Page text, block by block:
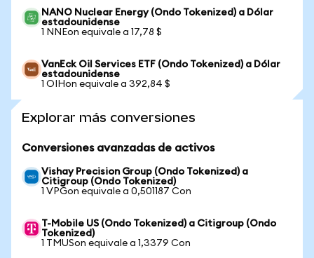
NANO Nuclear Energy (Ondo Tokenized) a Dólar
estadounidense
1 NNEon equivale a 17,78 $
VanEck Oil Services ETF (Ondo Tokenized) a Dólar
estadounidense
1 OIHon equivale a 392,84 $
Explorar más conversiones
Conversiones avanzadas de activos
Vishay Precision Group (Ondo Tokenized) a
Citigroup (Ondo Tokenized)
1 VPGon equivale a 0,501187 Con
T-Mobile US (Ondo Tokenized) a Citigroup (Ondo
Tokenized)
1 TMUSon equivale a 1,3379 Con